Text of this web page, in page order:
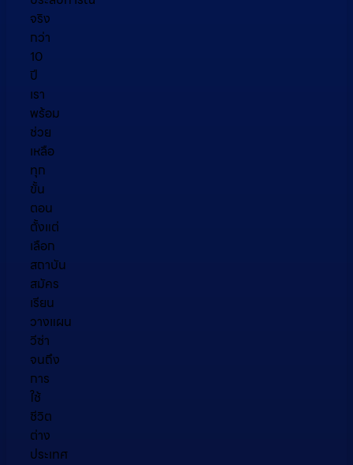
จริง
กว่า
10
ปี
เรา
พร้อม
ช่วย
เหลือ
ทุก
ขั้น
ตอน
ตั้งแต่
เลือก
สถาบัน
สมัคร
เรียน
วางแผน
วีซ่า
จนถึง
การ
ใช้
ชีวิต
ต่าง
ประเทศ